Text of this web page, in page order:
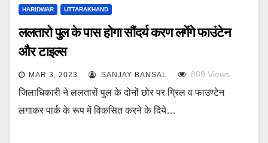
HARIDWAR UTTARAKHAND
ललतारो पुल के पास होगा सौंदर्य करण लगेंगे फाउंटेन
और टाइल्स
MAR 3, 2023 SANJAY BANSAL 889 Views
जिलाधिकारी ने ललतारों पुल के दोनों छोर पर ग्रिल व फाउण्टेन
लगाकर पार्क के रूप में विकसित करने के दिये…